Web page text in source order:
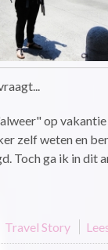
op
zelf weten en
Toch ga ik in dit
Travel Story